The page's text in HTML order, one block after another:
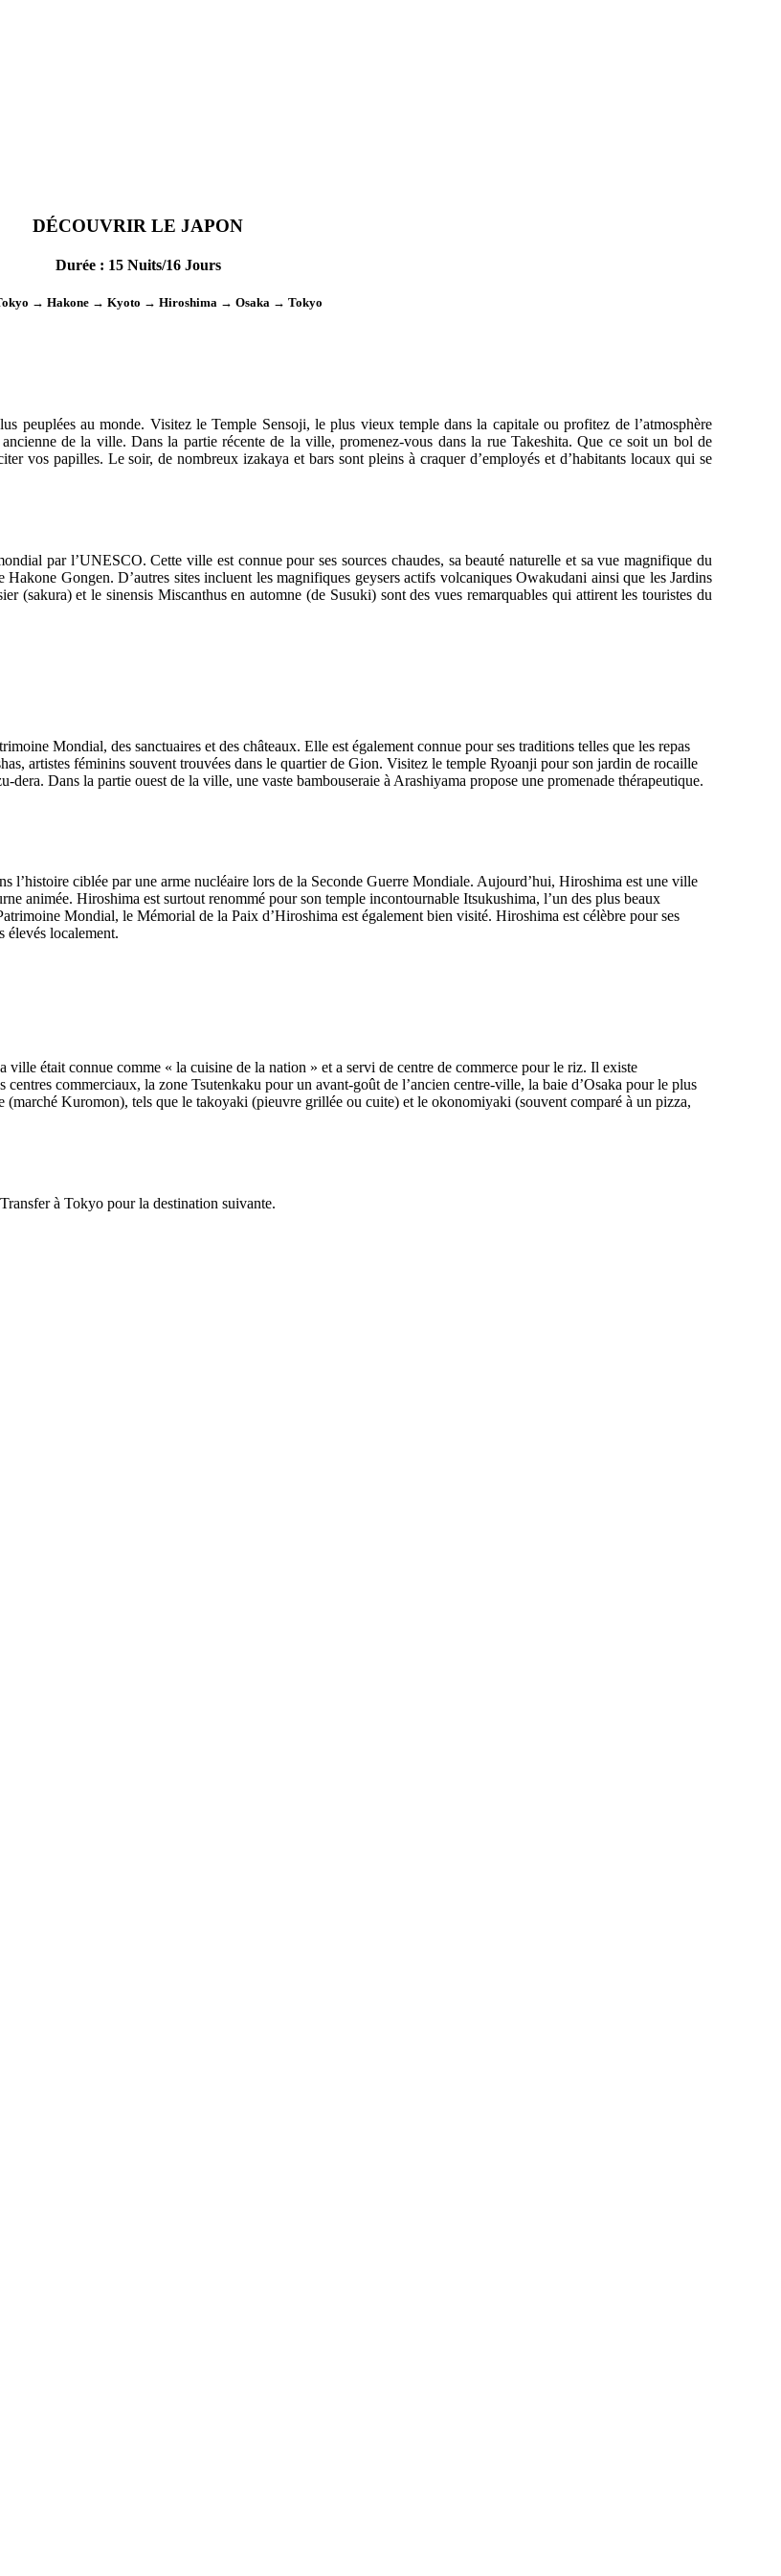
DÉCOUVRIR LE JAPON
Durée : 15 Nuits/16 Jours
→ Hakone → Kyoto → Hiroshima → Osaka → Tokyo
peuplées au monde. Visitez le Temple Sensoji, le plus vieux temple dans la capitale ou profitez de l’atmosphère
de la ville. Dans la partie récente de la ville, promenez-vous dans la rue Takeshita. Que ce soit un bol de
vos papilles. Le soir, de nombreux izakaya et bars sont pleins à craquer d’employés et d’habitants locaux qui se
par l’UNESCO. Cette ville est connue pour ses sources chaudes, sa beauté naturelle et sa vue magnifique du
Gongen. D’autres sites incluent les magnifiques geysers actifs volcaniques Owakudani ainsi que les Jardins
(sakura) et le sinensis Miscanthus en automne (de Susuki) sont des vues remarquables qui attirent les touristes du
Mondial, des sanctuaires et des châteaux. Elle est également connue pour ses traditions telles que les repas
artistes féminins souvent trouvées dans le quartier de Gion. Visitez le temple Ryoanji pour son jardin de rocaille
Dans la partie ouest de la ville, une vaste bambouseraie à Arashiyama propose une promenade thérapeutique.
l’histoire ciblée par une arme nucléaire lors de la Seconde Guerre Mondiale. Aujourd’hui, Hiroshima est une ville
animée. Hiroshima est surtout renommé pour son temple incontournable Itsukushima, l’un des plus beaux
Mondial, le Mémorial de la Paix d’Hiroshima est également bien visité. Hiroshima est célèbre pour ses
élevés localement.
était connue comme « la cuisine de la nation » et a servi de centre de commerce pour le riz. Il existe
commerciaux, la zone Tsutenkaku pour un avant-goût de l’ancien centre-ville, la baie d’Osaka pour le plus
(marché Kuromon), tels que le takoyaki (pieuvre grillée ou cuite) et le okonomiyaki (souvent comparé à un pizza,
Transfer à Tokyo pour la destination suivante.